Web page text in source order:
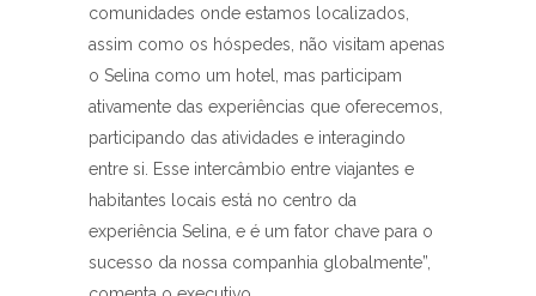
comunidades onde estamos localizados,
assim como os hóspedes, não visitam apenas
o Selina como um hotel, mas participam
ativamente das experiências que oferecemos,
participando das atividades e interagindo
entre si. Esse intercâmbio entre viajantes e
habitantes locais está no centro da
experiência Selina, e é um fator chave para o
sucesso da nossa companhia globalmente”,